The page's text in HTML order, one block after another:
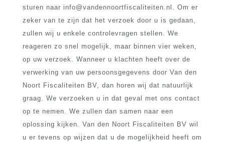
sturen naar info@vandennoortfiscaliteiten.nl. Om er
zeker van te zijn dat het verzoek door u is gedaan,
zullen wij u enkele controlevragen stellen. We
reageren zo snel mogelijk, maar binnen vier weken,
op uw verzoek. Wanneer u klachten heeft over de
verwerking van uw persoonsgegevens door Van den
Noort Fiscaliteiten BV, dan horen wij dat natuurlijk
graag. We verzoeken u in dat geval met ons contact
op te nemen. We zullen dan samen naar een
oplossing kijken. Van den Noort Fiscaliteiten BV wil
u er tevens op wijzen dat u de mogelijkheid heeft om